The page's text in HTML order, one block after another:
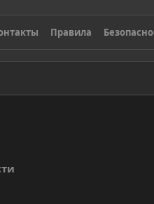
Правила